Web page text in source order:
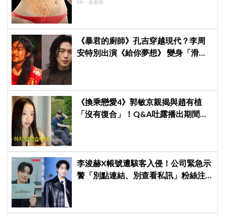
PR・新素簡
《暴君的廚師》孔吉穿越現代？李周
安特別出演《給你夢想》 變身「滑
《換乘戀愛4》郭敏京親揭與趙有植
「沒有復合」！Q&A吐露播出期間壓
李浚赫X帳號遭駭客入侵！公司緊急示
警「別點連結、別查看私訊」粉絲注